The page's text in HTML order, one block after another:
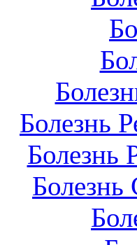
Болезнь
Болезнь
Болезнь